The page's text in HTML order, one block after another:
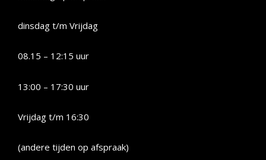
dinsdag t/m Vrijdag
08.15 – 12:15 uur
13:00 – 17:30 uur
Vrijdag t/m 16:30
(andere tijden op afspraak)